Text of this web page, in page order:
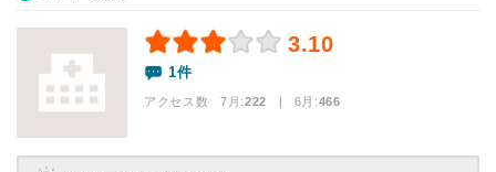
3.10
1件
アクセス数 7月:222 | 6月:466